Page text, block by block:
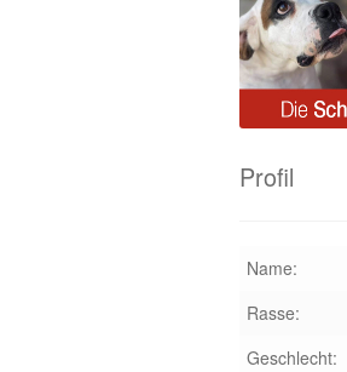
Profil
Name:
Rasse:
Geschlecht: